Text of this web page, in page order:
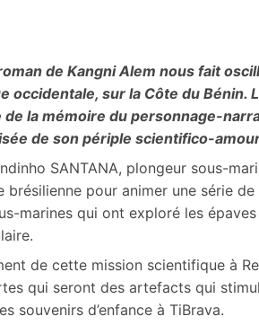
de Kangni Alem nous fait
occidentale, sur la Côte du
de la mémoire du personnage-
de son périple scientifico-
SANTANA, plongeur sous-
brésilienne pour animer une série
marines qui ont exploré les
de cette mission scientifique à
qui seront des artefacts qui
souvenirs d’enfance à TiBrava.